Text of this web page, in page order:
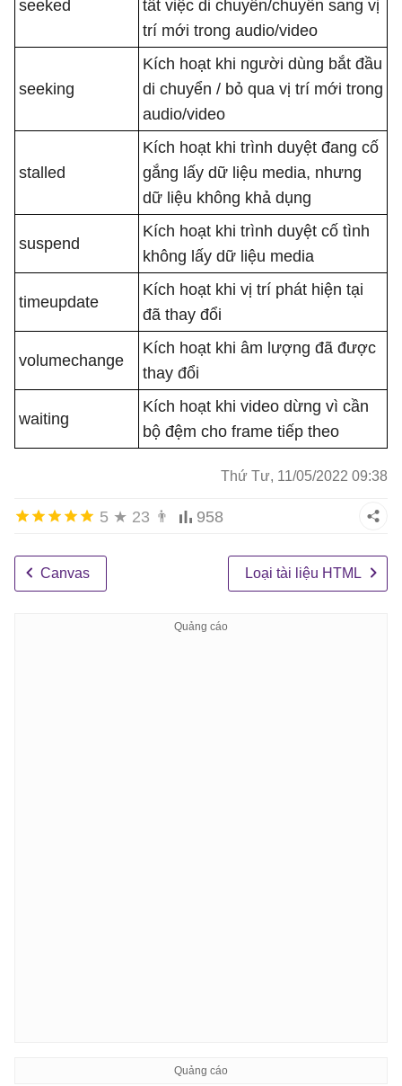
seeked
tất việc di chuyển/chuyển sang vị
trí mới trong audio/video
seeking
Kích hoạt khi người dùng bắt đầu
di chuyển / bỏ qua vị trí mới trong
audio/video
stalled
Kích hoạt khi trình duyệt đang cố
gắng lấy dữ liệu media, nhưng
dữ liệu không khả dụng
suspend
Kích hoạt khi trình duyệt cố tình
không lấy dữ liệu media
timeupdate
Kích hoạt khi vị trí phát hiện tại
đã thay đổi
volumechange
Kích hoạt khi âm lượng đã được
thay đổi
waiting
Kích hoạt khi video dừng vì cần
bộ đệm cho frame tiếp theo
Thứ Tư, 11/05/2022 09:38
5 ★ 23 👨 958
Canvas Loại tài liệu HTML